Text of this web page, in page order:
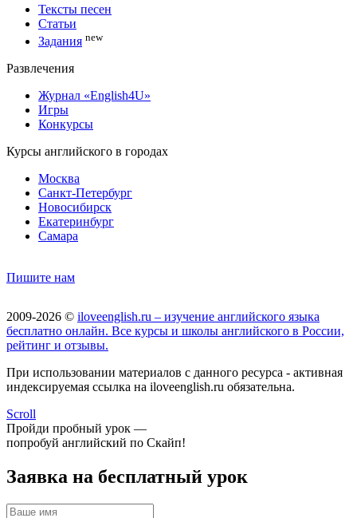
Тексты песен
Статьи
Задания new
Развлечения
Журнал «English4U»
Игры
Конкурсы
Курсы английского в городах
Москва
Санкт-Петербург
Новосибирск
Екатеринбург
Самара
Пишите нам
2009-2026 © iloveenglish.ru – изучение английского языка
бесплатно онлайн. Все курсы и школы английского в России,
рейтинг и отзывы.
При использовании материалов с данного ресурса - активная
индексируемая ссылка на iloveenglish.ru обязательна.
Scroll
Пройди пробный урок —
попробуй английский по Скайп!
Заявка на бесплатный урок